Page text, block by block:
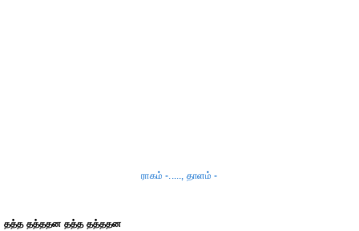
ராகம் -....., தாளம் -
தத்த தத்ததன தத்த தத்ததன